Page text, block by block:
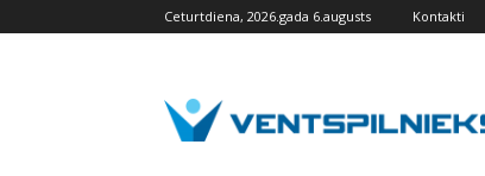
Ceturtdiena, 2026.gada 6.augusts Kontakti